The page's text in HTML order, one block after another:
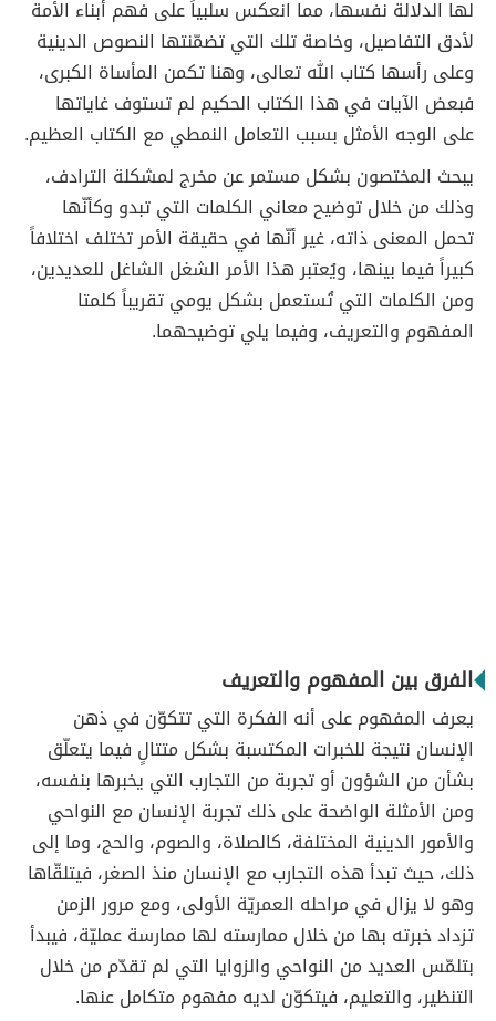
لها الدلالة نفسها، مما انعكس سلبياً على فهم أبناء الأمة
لأدق التفاصيل، وخاصة تلك التي تضمّنتها النصوص الدينية
وعلى رأسها كتاب الله تعالى، وهنا تكمن المأساة الكبرى،
فبعض الآيات في هذا الكتاب الحكيم لم تستوف غاياتها
على الوجه الأمثل بسبب التعامل النمطي مع الكتاب العظيم.
يبحث المختصون بشكل مستمر عن مخرج لمشكلة الترادف،
وذلك من خلال توضيح معاني الكلمات التي تبدو وكأنّها
تحمل المعنى ذاته، غير أنّها في حقيقة الأمر تختلف اختلافاً
كبيراً فيما بينها، ويُعتبر هذا الأمر الشغل الشاغل للعديدين،
ومن الكلمات التي تُستعمل بشكل يومي تقريباً كلمتا
المفهوم والتعريف، وفيما يلي توضيحهما.
الفرق بين المفهوم والتعريف
يعرف المفهوم على أنه الفكرة التي تتكوّن في ذهن
الإنسان نتيجة للخبرات المكتسبة بشكل متتالٍ فيما يتعلّق
بشأن من الشؤون أو تجربة من التجارب التي يخبرها بنفسه،
ومن الأمثلة الواضحة على ذلك تجربة الإنسان مع النواحي
والأمور الدينية المختلفة، كالصلاة، والصوم، والحج، وما إلى
ذلك، حيث تبدأ هذه التجارب مع الإنسان منذ الصغر، فيتلقّاها
وهو لا يزال في مراحله العمريّة الأولى، ومع مرور الزمن
تزداد خبرته بها من خلال ممارسته لها ممارسة عمليّة، فيبدأ
بتلمّس العديد من النواحي والزوايا التي لم تقدّم من خلال
التنظير، والتعليم، فيتكوّن لديه مفهوم متكامل عنها.